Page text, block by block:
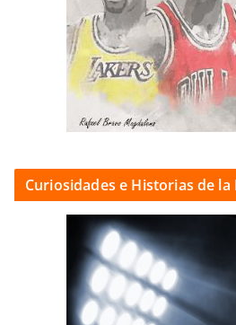
Curiosidades e Historias de la